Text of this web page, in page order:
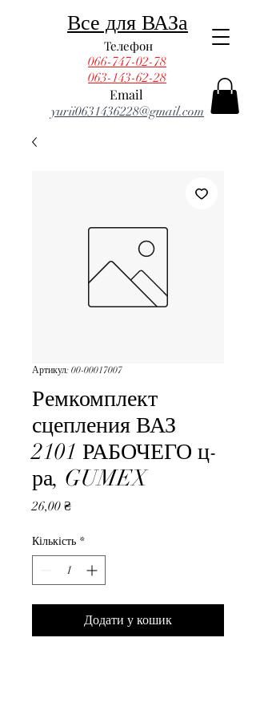
Email
Телефон
yurii0631436228@gmail.com
066-747-02-78
Все для ВАЗа
063-143-62-28
Артикул: 00-00017007
Ремкомплект
сцепления ВАЗ
2101 РАБОЧЕГО ц-
ра, GUMEX
26,00 ₴Ціна
Кількість *
Додати у кошик